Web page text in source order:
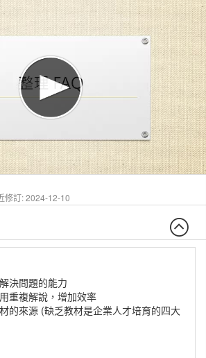
修訂: 2024-12-10
決問題的能力
重複解說，增加效率
的來源 (缺乏教材是企業人才培育的四大